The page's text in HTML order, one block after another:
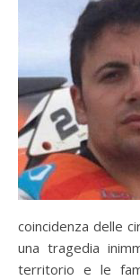
coincidenza delle
una tragedia
territorio e le